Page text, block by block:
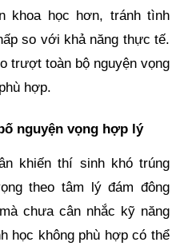
khoa học hơn, tránh tình
so với khả năng thực tế.
trượt toàn bộ nguyện vọng
hợp.
nguyện vọng hợp lý
khiến thí sinh khó trúng
theo tâm lý đám đông
chưa cân nhắc kỹ năng
học không phù hợp có thể